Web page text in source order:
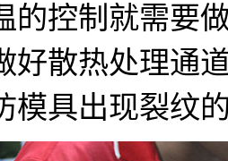
的控制就需要
好散热处理通
模具出现裂纹